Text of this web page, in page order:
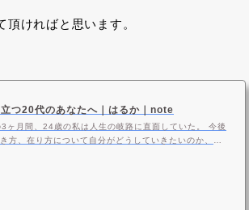
ければと思います。
つ20代のあなたへ｜はるか｜note
ヶ月間、24歳の私は人生の岐路に直面していた。 今後
方、在り方について自分がどうしていきたいのか、そ